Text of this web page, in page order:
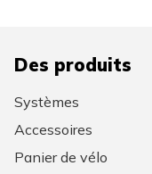
Des produits
Systèmes
Accessoires
Panier de vélo